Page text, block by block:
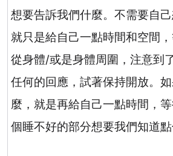
想要告訴我們什麼。不需要自己
就只是給自己一點時間和空間
從身體/或是身體周圍，注意到
任何的回應，試著保持開放。
麼，就是再給自己一點時間，
個睡不好的部分想要我們知道點